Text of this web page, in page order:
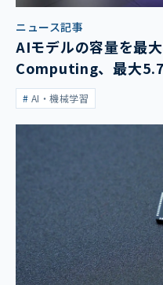
ニュース記事
AIモデルの容量を最
Computing、最大
表AI・機械学習